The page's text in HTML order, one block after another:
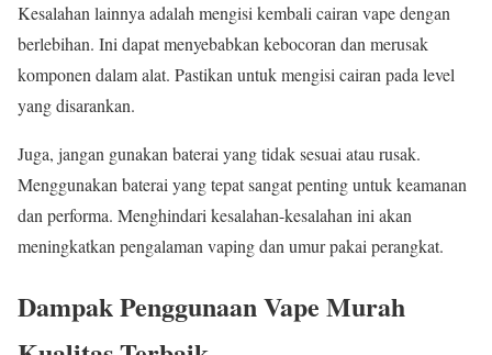
Kesalahan lainnya adalah mengisi kembali cairan vape dengan
berlebihan. Ini dapat menyebabkan kebocoran dan merusak
komponen dalam alat. Pastikan untuk mengisi cairan pada level
yang disarankan.
Juga, jangan gunakan baterai yang tidak sesuai atau rusak.
Menggunakan baterai yang tepat sangat penting untuk keamanan
dan performa. Menghindari kesalahan-kesalahan ini akan
meningkatkan pengalaman vaping dan umur pakai perangkat.
Dampak Penggunaan Vape Murah